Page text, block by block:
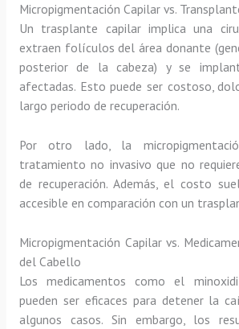
Micropigmentación Capilar vs.
Un trasplante capilar implica una
extraen folículos del área donante
posterior de la cabeza) y se
afectadas. Esto puede ser costoso,
largo periodo de recuperación.
Por otro lado, la
tratamiento no invasivo que no
de recuperación. Además, el costo
accesible en comparación con un
Micropigmentación Capilar vs.
del Cabello
Los medicamentos como el
pueden ser eficaces para detener la
algunos casos. Sin embargo, los